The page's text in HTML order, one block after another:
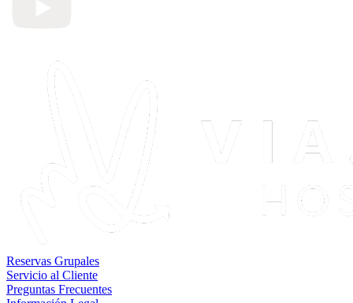
Reservas Grupales
Servicio al Cliente
Preguntas Frecuentes